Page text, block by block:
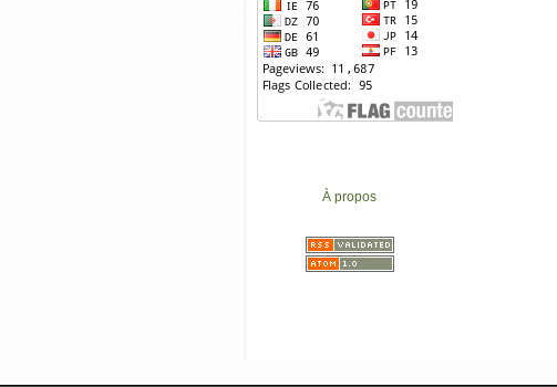
À propos